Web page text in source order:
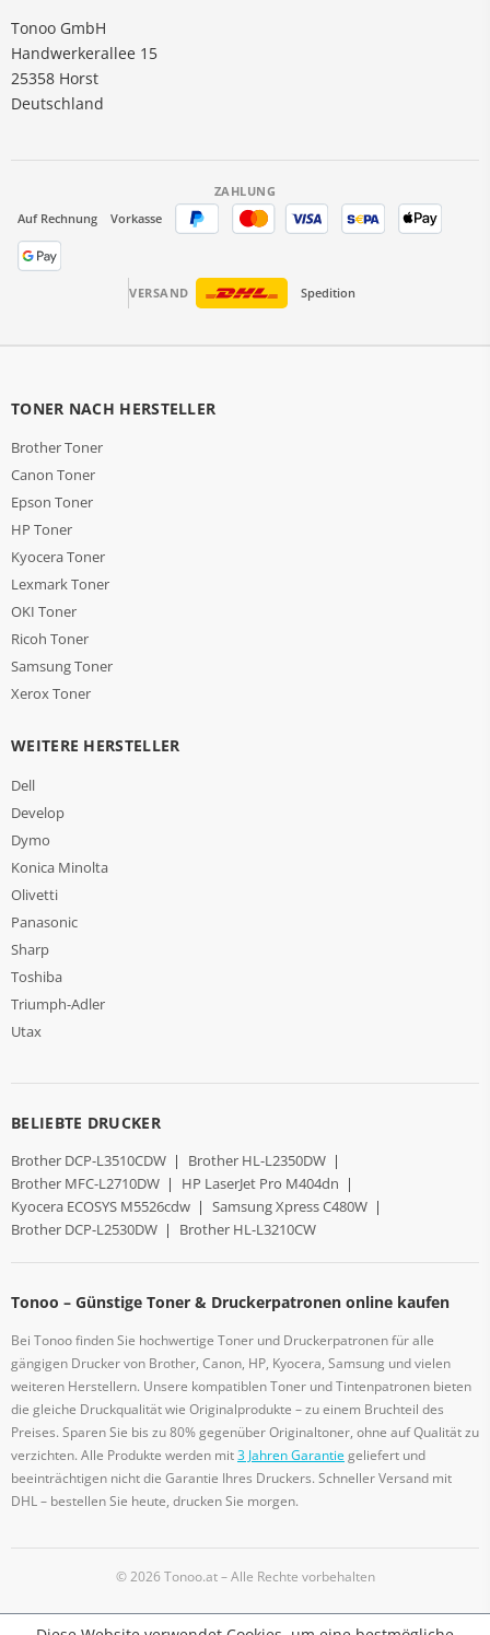
Tonoo GmbH
Handwerkerallee 15
25358 Horst
Deutschland
ZAHLUNG
Auf Rechnung
Vorkasse
VERSAND Spedition
TONER NACH HERSTELLER
Brother Toner
Canon Toner
Epson Toner
HP Toner
Kyocera Toner
Lexmark Toner
OKI Toner
Ricoh Toner
Samsung Toner
Xerox Toner
WEITERE HERSTELLER
Dell
Develop
Dymo
Konica Minolta
Olivetti
Panasonic
Sharp
Toshiba
Triumph-Adler
Utax
BELIEBTE DRUCKER
Brother DCP-L3510CDW | Brother HL-L2350DW |
Brother MFC-L2710DW | HP LaserJet Pro M404dn |
Kyocera ECOSYS M5526cdw | Samsung Xpress C480W |
Brother DCP-L2530DW | Brother HL-L3210CW
Tonoo – Günstige Toner & Druckerpatronen online kaufen
Bei Tonoo finden Sie hochwertige Toner und Druckerpatronen für alle
gängigen Drucker von Brother, Canon, HP, Kyocera, Samsung und vielen
weiteren Herstellern. Unsere kompatiblen Toner und Tintenpatronen bieten
die gleiche Druckqualität wie Originalprodukte – zu einem Bruchteil des
Preises. Sparen Sie bis zu 80% gegenüber Originaltoner, ohne auf Qualität zu
verzichten. Alle Produkte werden mit3 Jahren Garantiegeliefert und
beeinträchtigen nicht die Garantie Ihres Druckers. Schneller Versand mit
DHL – bestellen Sie heute, drucken Sie morgen.
© 2026 Tonoo.at – Alle Rechte vorbehalten